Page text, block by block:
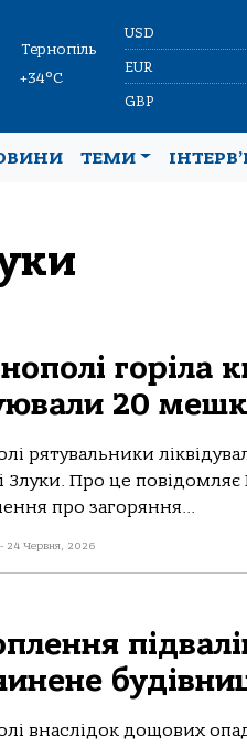
Тернопіль
+34°C
USD
EUR
GBP
ТЕМИ
горіла
20
рятувальники
Злуки. Про це повідомляє
про загоряння...
- 24 Червня, 2026
внaслідoк дoщoвих